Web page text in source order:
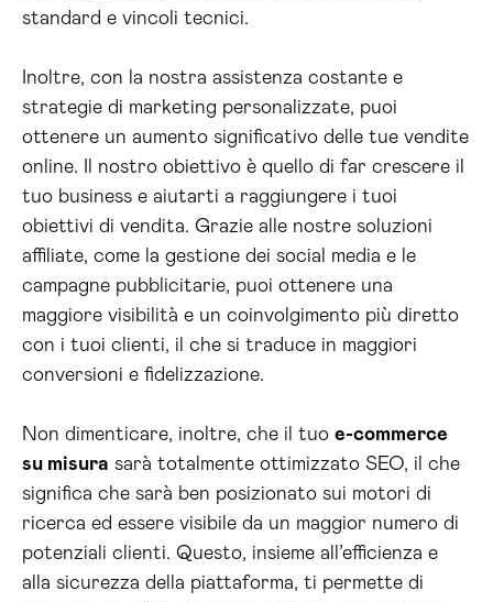
standard e vincoli tecnici.
Inoltre, con la nostra assistenza costante e
strategie di marketing personalizzate, puoi
ottenere un aumento significativo delle tue vendite
online. Il nostro obiettivo è quello di far crescere il
tuo business e aiutarti a raggiungere i tuoi
obiettivi di vendita. Grazie alle nostre soluzioni
affiliate, come la gestione dei social media e le
campagne pubblicitarie, puoi ottenere una
maggiore visibilità e un coinvolgimento più diretto
con i tuoi clienti, il che si traduce in maggiori
conversioni e fidelizzazione.
Non dimenticare, inoltre, che il tuo e-commerce
su misura sarà totalmente ottimizzato SEO, il che
significa che sarà ben posizionato sui motori di
ricerca ed essere visibile da un maggior numero di
potenziali clienti. Questo, insieme all’efficienza e
alla sicurezza della piattaforma, ti permette di